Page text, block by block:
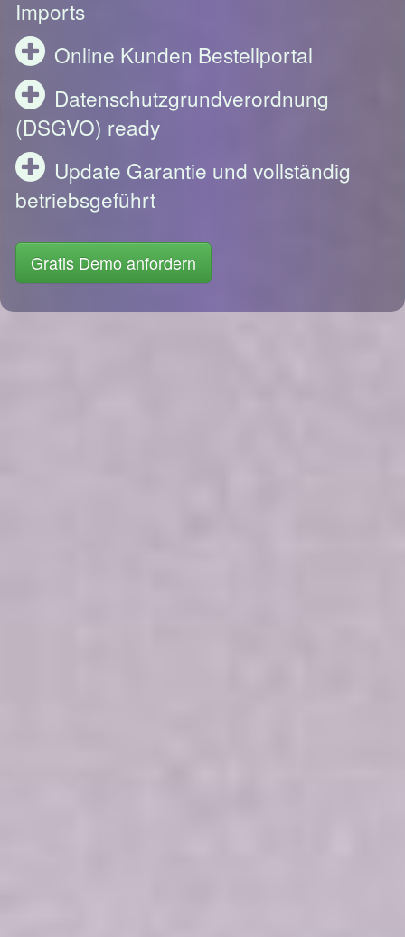
Imports
Online Kunden Bestellportal
Datenschutzgrundverordnung
(DSGVO) ready
Update Garantie und vollständig
betriebsgeführt
Gratis Demo anfordern